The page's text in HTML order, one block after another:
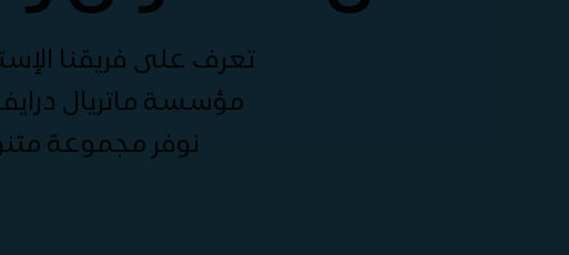
تعرف على فريقنا
مؤسسة ماتريال
نوفر مجموعة